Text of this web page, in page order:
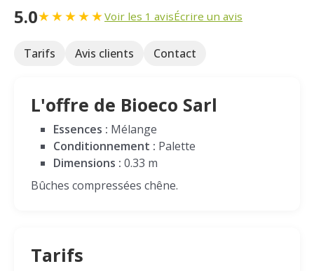
5.0★★★★★Voir les 1 avisÉcrire un avis
Tarifs Avis clients Contact
L'offre de Bioeco Sarl
Essences : Mélange
Conditionnement : Palette
Dimensions : 0.33 m
Bûches compressées chêne.
Tarifs